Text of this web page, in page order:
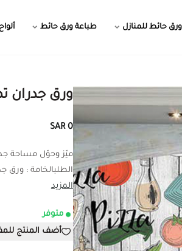
ورق حائط للمنازل طباعة ورق حائط
ورق جدران
0 SAR
ميّز وحوّل مساحة
الطلبالخامة : ورق
المزيد
متوفر
أضف المنتج